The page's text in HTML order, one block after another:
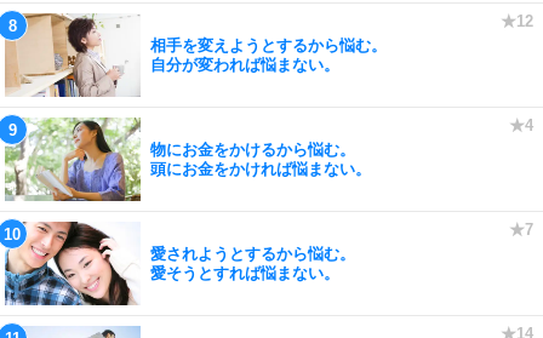
相手を変えようとするから悩む。
自分が変われば悩まない。
物にお金をかけるから悩む。
頭にお金をかければ悩まない。
愛されようとするから悩む。
愛そうとすれば悩まない。